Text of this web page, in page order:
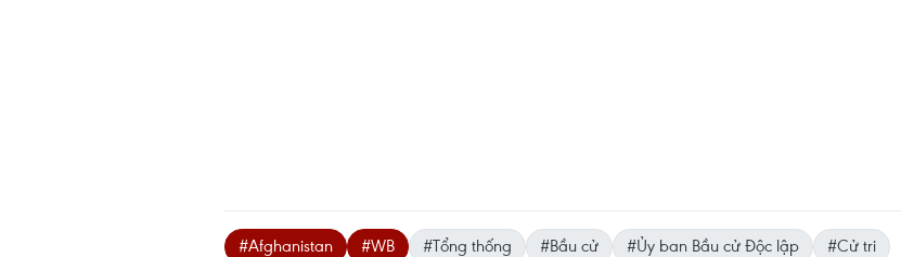
#Afghanistan #WB #Tổng thống #Bầu cử #Ủy ban Bầu cử Độc lập
#Cử tri